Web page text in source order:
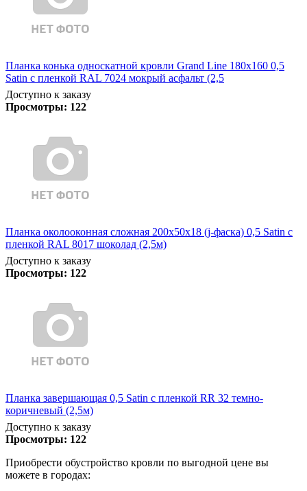
Планка конька односкатной кровли Grand Line 180x160 0,5
Satin с пленкой RAL 7024 мокрый асфальт (2,5
Доступно к заказу
Просмотры: 122
Планка околооконная сложная 200х50х18 (j-фаска) 0,5 Satin с
пленкой RAL 8017 шоколад (2,5м)
Доступно к заказу
Просмотры: 122
Планка завершающая 0,5 Satin с пленкой RR 32 темно-
коричневый (2,5м)
Доступно к заказу
Просмотры: 122
Приобрести обустройство кровли по выгодной цене вы
можете в городах: